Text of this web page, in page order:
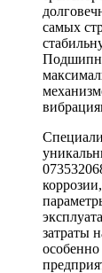
самых
затраты